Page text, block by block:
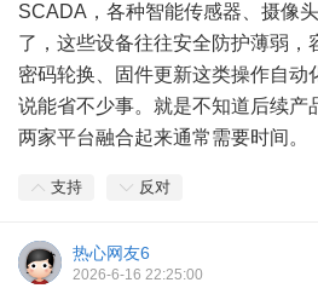
SCADA，各种智能传感器、摄像
了，这些设备往往安全防护薄弱，
密码轮换、固件更新这类操作自动
说能省不少事。就是不知道后续产
两家平台融合起来通常需要时间。
支持 反对
热心网友6
2026-6-16 22:25:00